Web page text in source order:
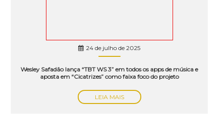
24 de julho de 2025
Wesley Safadão lança “TBT WS 3” em todos os apps de música e
aposta em “Cicatrizes” como faixa foco do projeto
LEIA MAIS